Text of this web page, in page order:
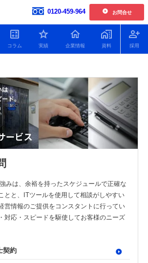
0120-459-964 お問合せ
顧問税理士をお探しの方
】企業型確定拠出年金導入セミナー
2026.01.30更新
かりやすい決算書活用セミナー
2025.11.25更新
営サロン 2025.11.25更新
中の複数回開催セミナー
年企業の経営者に学ぶ トップ対談セミナー
20期記念特別企画】中津川会計塾+ファイナンス
2026.07.21更新
行対応基礎講座(全5回) 2026.07.08更新
：第3回日本一の決算書の読み方塾
月開催】第20期中津川会計塾
2025.11.25更新
トだ
点に
説！
役員借入金による資金調達
のメリット・デメリットと
返済以外の解消方法につい
て解説！
銀行に決
の必要書
ポイント
お客様の声一覧
組み
リシー
Youtube動画をまとめました
SMC税理士法人のサービ
みは、余裕を持ったスケジュールで正確な
とと、ITツールを使用して相談がしやすい
営情報のご提供をコンスタントに行ってい
対応・スピードを駆使してお客様のニーズ
契約